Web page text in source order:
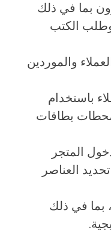
بما في ذلك
الكتب
والموردين
باستخدام
بطاقات
المتجر
العناصر
بما في ذلك